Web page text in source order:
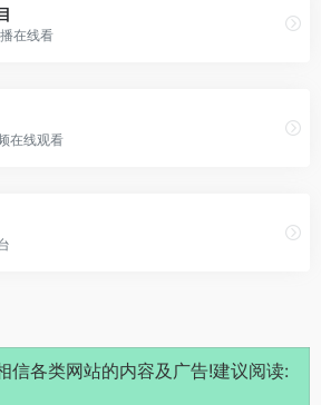
在线看
在线观看
信各类网站的内容及广告!建议阅读: